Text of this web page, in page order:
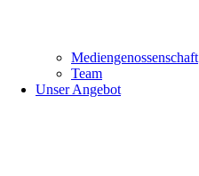
Mediengenossenschaft
Team
Unser Angebot